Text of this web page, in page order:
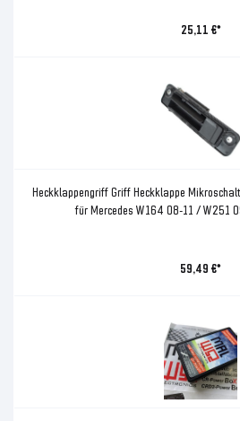
25,11 €*
Heckklappengriff Griff Heckklappe
für Mercedes W164 08-11 / W251
59,49 €*